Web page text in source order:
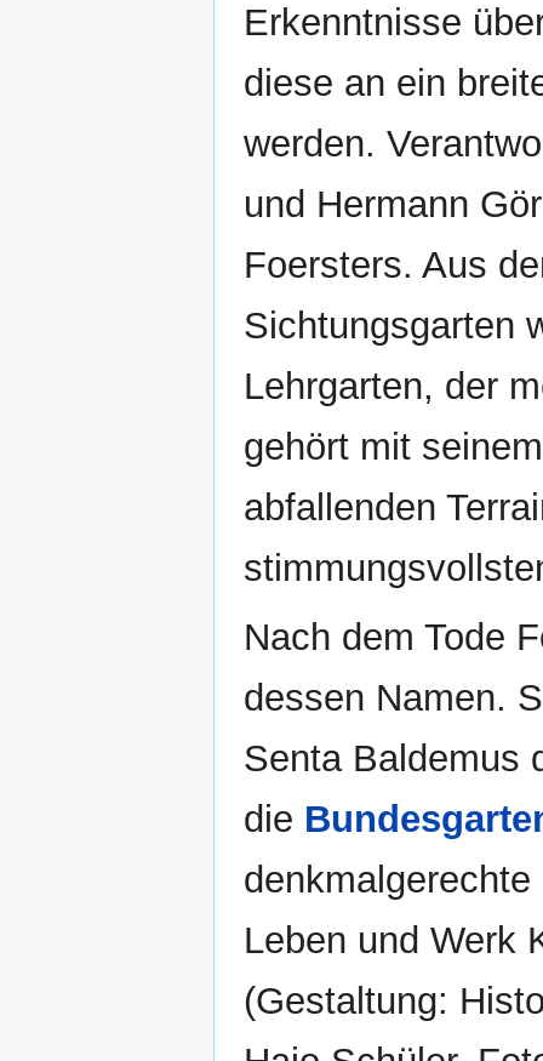
Erkenntnisse
diese an ein
werden.
und Hermann
Foersters. Aus
Sichtungsgarten
Lehrgarten, der
gehört mit
abfallenden
Nach dem Tode
dessen Namen.
Senta Baldemus
die
Leben und Werk
(Gestaltung: